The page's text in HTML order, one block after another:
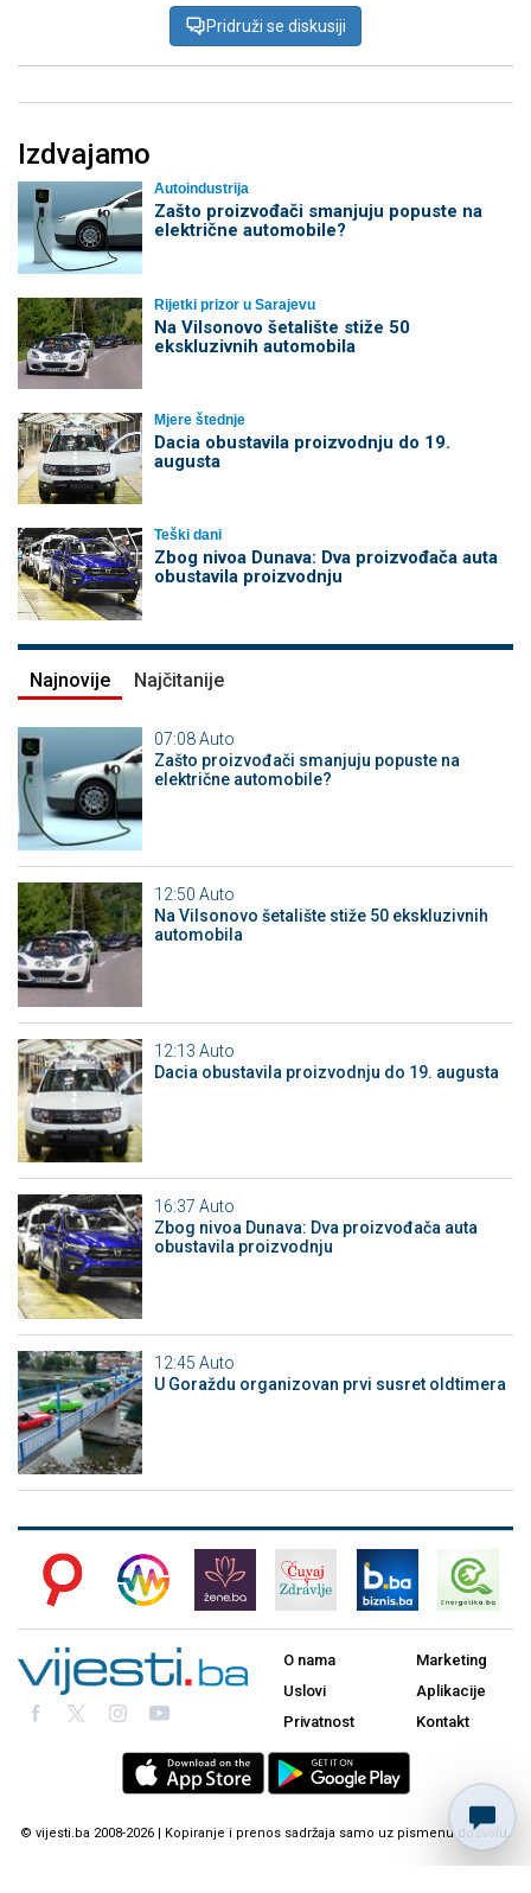
Pridruži se diskusiji
Izdvajamo
Autoindustrija
Zašto proizvođači smanjuju popuste na
električne automobile?
Rijetki prizor u Sarajevu
Na Vilsonovo šetalište stiže 50
ekskluzivnih automobila
Mjere štednje
Dacia obustavila proizvodnju do 19.
augusta
Teški dani
Zbog nivoa Dunava: Dva proizvođača auta
obustavila proizvodnju
Najnovije Najčitanije
07:08Auto
Zašto proizvođači smanjuju popuste na
električne automobile?
12:50 Auto
Na Vilsonovo šetalište stiže 50 ekskluzivnih
automobila
12:13 Auto
Dacia obustavila proizvodnju do 19. augusta
16:37 Auto
Zbog nivoa Dunava: Dva proizvođača auta
obustavila proizvodnju
12:45 Auto
U Goraždu organizovan prvi susret oldtimera
O nama
Uslovi
Privatnost
Marketing
Aplikacije
Kontakt
© vijesti.ba 2008-2026 | Kopiranje i prenos sadržaja samo uz pismenu dozvolu.